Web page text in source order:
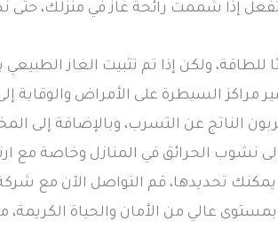
إذا شممت رائحة غاز في منزلك، حتى
للطاقة، ولكن إذا تم تثبيت الغاز
مراكز السيطرة على الأمراض
الناتج عن التسرب، وبالإضافة إلى
نشوب الحرائق في المنازل وخاصة مع
يمكنك تحديدها، قم التواصل الآن مع
بمستوى عالي من الأمان والحياة